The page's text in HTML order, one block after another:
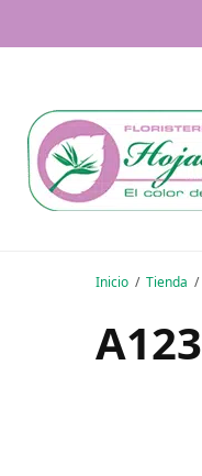
Inicio Tienda
A123